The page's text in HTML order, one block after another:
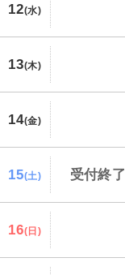
12(水)
13(木)
14(金)
15(土) 受付終了
16(日)